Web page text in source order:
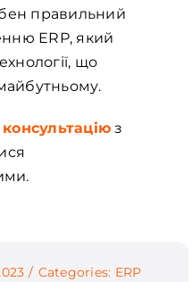
правильний
ERP, який
що
з
/ Categories: ERP